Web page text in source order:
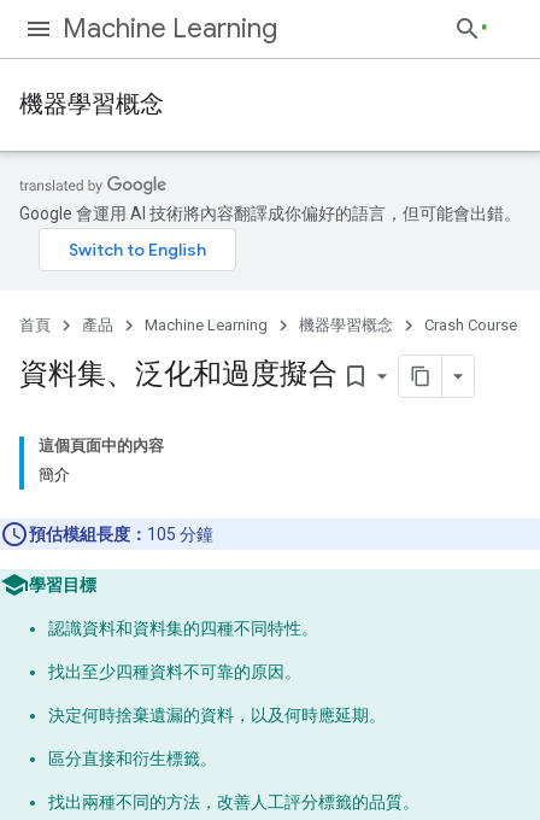
Machine Learning
機器學習概念
Google 會運用 AI 技術將內容翻譯成你偏好的語言，但可能會出錯。
首頁 產品 Machine Learning 機器學習概念 Crash Course
資料集、泛化和過度擬合 bookmark_border
這個頁面中的內容
簡介
預估模組長度： 105 分鐘
學習目標
認識資料和資料集的四種不同特性。
找出至少四種資料不可靠的原因。
決定何時捨棄遺漏的資料，以及何時應延期。
區分直接和衍生標籤。
找出兩種不同的方法，改善人工評分標籤的品質。